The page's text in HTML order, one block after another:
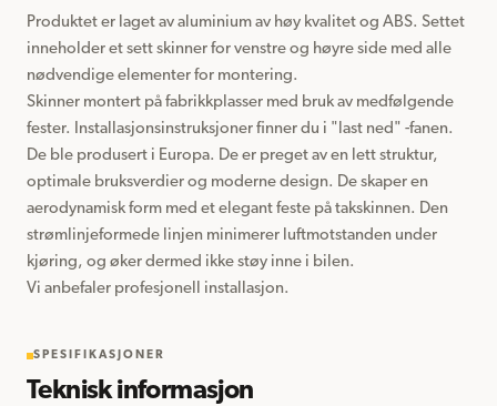
Produktet er laget av aluminium av høy kvalitet og ABS. Settet
inneholder et sett skinner for venstre og høyre side med alle
nødvendige elementer for montering.
Skinner montert på fabrikkplasser med bruk av medfølgende
fester. Installasjonsinstruksjoner finner du i "last ned" -fanen.
De ble produsert i Europa. De er preget av en lett struktur,
optimale bruksverdier og moderne design. De skaper en
aerodynamisk form med et elegant feste på takskinnen. Den
strømlinjeformede linjen minimerer luftmotstanden under
kjøring, og øker dermed ikke støy inne i bilen.
Vi anbefaler profesjonell installasjon.
SPESIFIKASJONER
Teknisk informasjon